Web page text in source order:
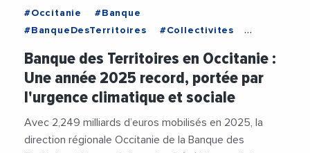
#Occitanie
#Banque
#BanqueDesTerritoires
#Collectivites
#LogementSocial
#PatrickMartinez
#TransitionEcologique
#TransitionEnergetique
#Videos
Banque des Territoires en Occitanie :
Une année 2025 record, portée par
l'urgence climatique et sociale
Avec 2,249 milliards d’euros mobilisés en 2025, la
direction régionale Occitanie de la Banque des